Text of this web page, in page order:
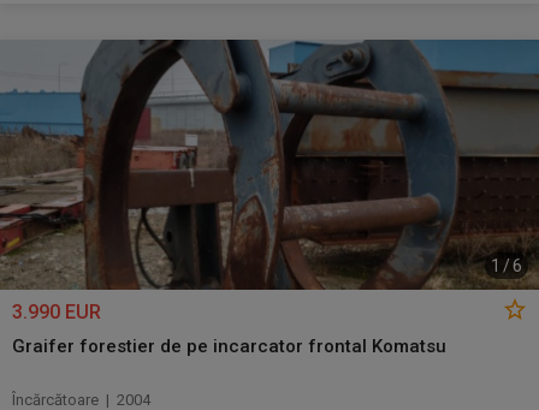
1 /6
3.990 EUR
Graifer forestier de pe incarcator frontal Komatsu
Încărcătoare | 2004